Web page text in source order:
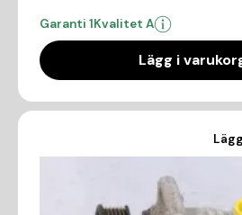
Garanti 1Kvalitet A
Lägg i